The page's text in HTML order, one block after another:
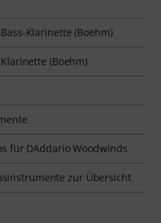
Klarinette (Boehm)
(Boehm)
für DAddario Woodwinds
zur Übersicht